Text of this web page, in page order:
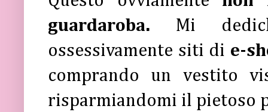
guardaroba. Mi
ossessivamente siti di e-
comprando un vestito
risparmiandomi il pietoso